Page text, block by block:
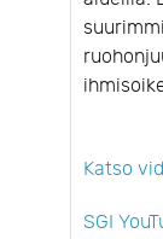
Katso
SGI